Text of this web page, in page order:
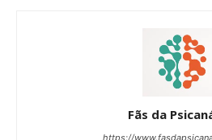
Fãs da
https://